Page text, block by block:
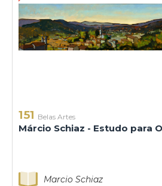
151 Belas Artes
Márcio Schiaz - Estudo para
Marcio Schiaz